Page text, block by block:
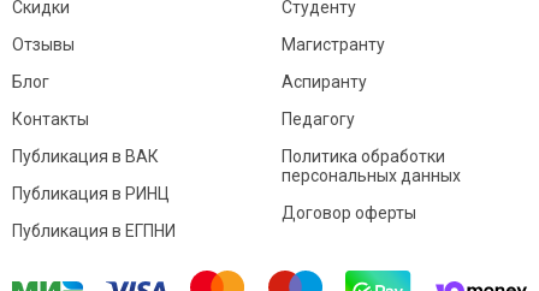
Скидки
Отзывы
Блог
Контакты
Студенту
Магистранту
Аспиранту
Педагогу
Публикация в ВАК
Публикация в РИНЦ
Публикация в ЕГПНИ
Политика обработки
персональных данных
Договор оферты